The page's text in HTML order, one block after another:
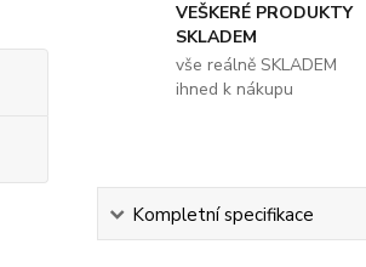
VEŠKERÉ PRODUKTY
SKLADEM
vše reálně SKLADEM
ihned k nákupu
Kompletní specifikace